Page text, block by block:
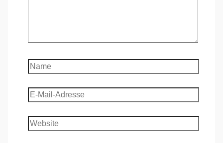
Name
E-
Mail-
Adresse
Website